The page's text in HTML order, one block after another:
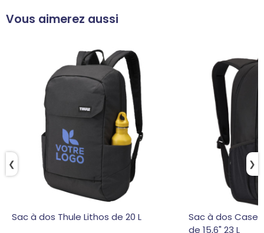
Vous aimerez aussi
Sac à dos Thule Lithos de 20 L
Sac à dos Case
de 15,6" 23 L
❯
❮